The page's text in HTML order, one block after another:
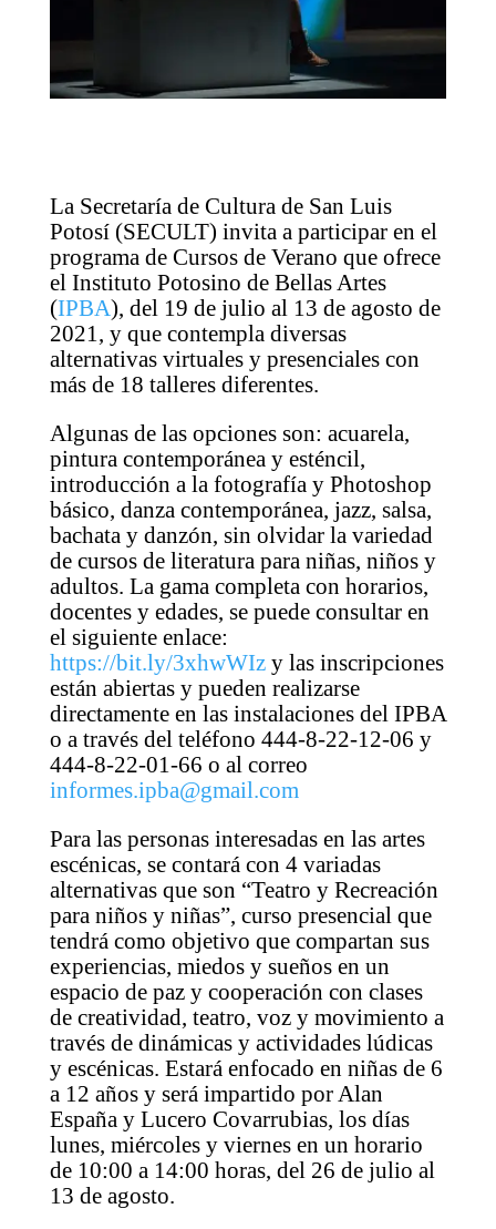
La Secretaría de Cultura de San Luis
Potosí (SECULT) invita a participar en el
programa de Cursos de Verano que ofrece
el Instituto Potosino de Bellas Artes
(IPBA), del 19 de julio al 13 de agosto de
2021, y que contempla diversas
alternativas virtuales y presenciales con
más de 18 talleres diferentes.
Algunas de las opciones son: acuarela,
pintura contemporánea y esténcil,
introducción a la fotografía y Photoshop
básico, danza contemporánea, jazz, salsa,
bachata y danzón, sin olvidar la variedad
de cursos de literatura para niñas, niños y
adultos. La gama completa con horarios,
docentes y edades, se puede consultar en
el siguiente enlace:
https://bit.ly/3xhwWIzy las inscripciones
están abiertas y pueden realizarse
directamente en las instalaciones del IPBA
o a través del teléfono 444-8-22-12-06 y
444-8-22-01-66 o al correo
informes.ipba@gmail.com
Para las personas interesadas en las artes
escénicas, se contará con 4 variadas
alternativas que son “Teatro y Recreación
para niños y niñas”, curso presencial que
tendrá como objetivo que compartan sus
experiencias, miedos y sueños en un
espacio de paz y cooperación con clases
de creatividad, teatro, voz y movimiento a
través de dinámicas y actividades lúdicas
y escénicas. Estará enfocado en niñas de 6
a 12 años y será impartido por Alan
España y Lucero Covarrubias, los días
lunes, miércoles y viernes en un horario
de 10:00 a 14:00 horas, del 26 de julio al
13 de agosto.